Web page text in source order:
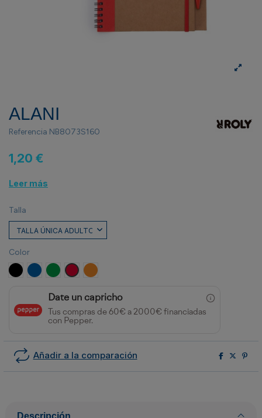
ALANI
Referencia NB8073S160
1,20 €
Leer más
Talla
Color
NEGRO ROYAL VERDE HELECHO
ROJO NARANJA
Date un capricho
Tus compras de 60€ a 2000€ financiadas
con Pepper.
Añadir a la comparación
Descripción